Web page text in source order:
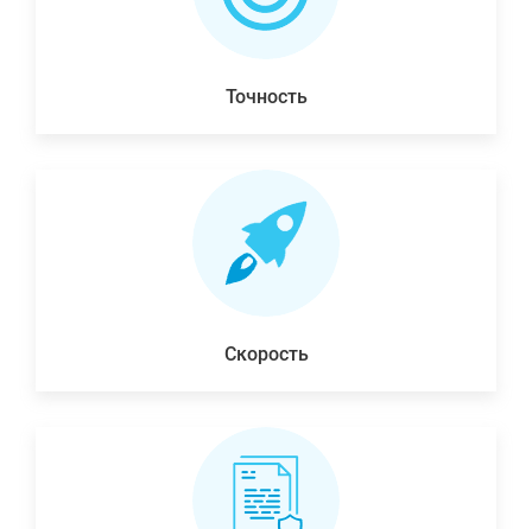
Точность
Скорость